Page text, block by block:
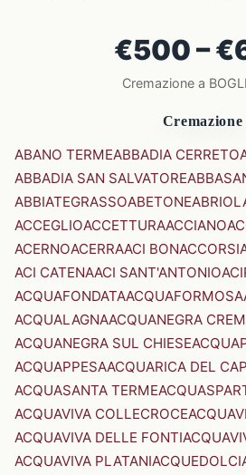
€500 –
Cremazione a
Cremazione
ABANO TERMEABBADIA CERRETO
ABBADIA SAN SALVATORE
ABBIATEGRASSOABETONE
ACCEGLIOACCETTURAACCIANO
ACERNOACERRAACI BONACCORSI
ACI CATENAACI SANT'ANTONIO
ACQUAFONDATAACQUAFORMOSA
ACQUALAGNAACQUANEGRA
ACQUANEGRA SUL CHIESE
ACQUAPPESAACQUARICA DEL
ACQUASANTA TERME
ACQUAVIVA COLLECROCE
ACQUAVIVA DELLE FONTI
ACQUAVIVA PLATANIACQUEDOLCI